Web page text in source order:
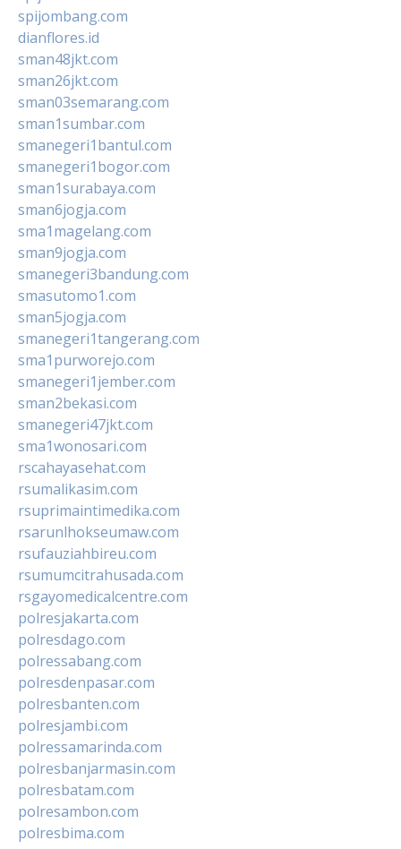
spijombang.com
dianflores.id
sman48jkt.com
sman26jkt.com
sman03semarang.com
sman1sumbar.com
smanegeri1bantul.com
smanegeri1bogor.com
sman1surabaya.com
sman6jogja.com
sma1magelang.com
sman9jogja.com
smanegeri3bandung.com
smasutomo1.com
sman5jogja.com
smanegeri1tangerang.com
sma1purworejo.com
smanegeri1jember.com
sman2bekasi.com
smanegeri47jkt.com
sma1wonosari.com
rscahayasehat.com
rsumalikasim.com
rsuprimaintimedika.com
rsarunlhokseumaw.com
rsufauziahbireu.com
rsumumcitrahusada.com
rsgayomedicalcentre.com
polresjakarta.com
polresdago.com
polressabang.com
polresdenpasar.com
polresbanten.com
polresjambi.com
polressamarinda.com
polresbanjarmasin.com
polresbatam.com
polresambon.com
polresbima.com